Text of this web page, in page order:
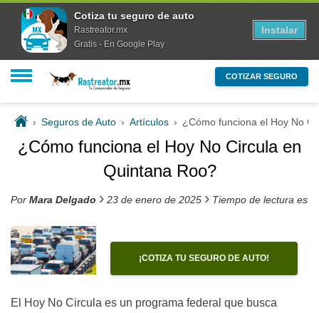
COTIZAR SEGURO
› Seguros de Auto › Artículos › ¿Cómo funciona el Hoy No
¿Cómo funciona el Hoy No Circula en
Quintana Roo?
Por Mara Delgado › 23 de enero de 2025 › Tiempo de lectura
¡COTIZA TU SEGURO DE AUTO!
El Hoy No Circula es un programa federal que busca
Cotiza tu seguro de auto
Rastreator.mx
Gratis - En Google Play
Instalar